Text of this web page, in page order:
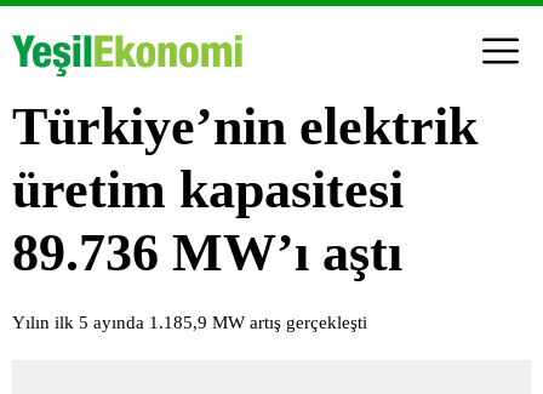
Türkiye’nin elektrik
üretim kapasitesi
89.736 MW’ı aştı
Yılın ilk 5 ayında 1.185,9 MW artış gerçekleşti